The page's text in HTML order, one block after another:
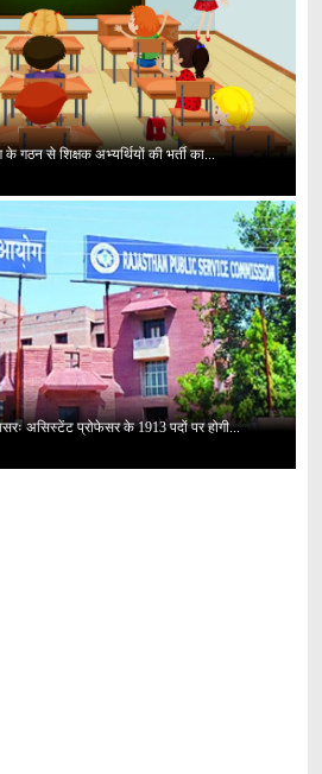
के गठन से शिक्षक अभ्यर्थियों की भर्ती का...
असिस्टेंट प्रोफेसर के 1913 पदों पर होगी...